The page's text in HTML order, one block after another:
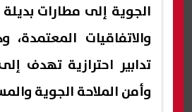
الجوية إلى مطارات بديلة
والاتفاقيات
تدابير احترازية تهدف
وأمن الملاحة الجوية